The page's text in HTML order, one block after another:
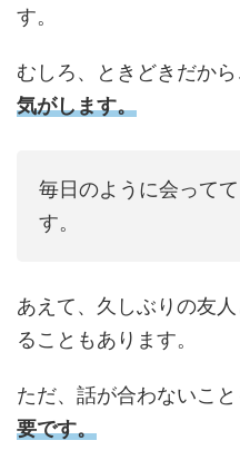
す。
むしろ、ときどきだから
気がします。
毎日のように会って
す。
あえて、久しぶりの友
ることもあります。
ただ、話が合わないこと
要です。